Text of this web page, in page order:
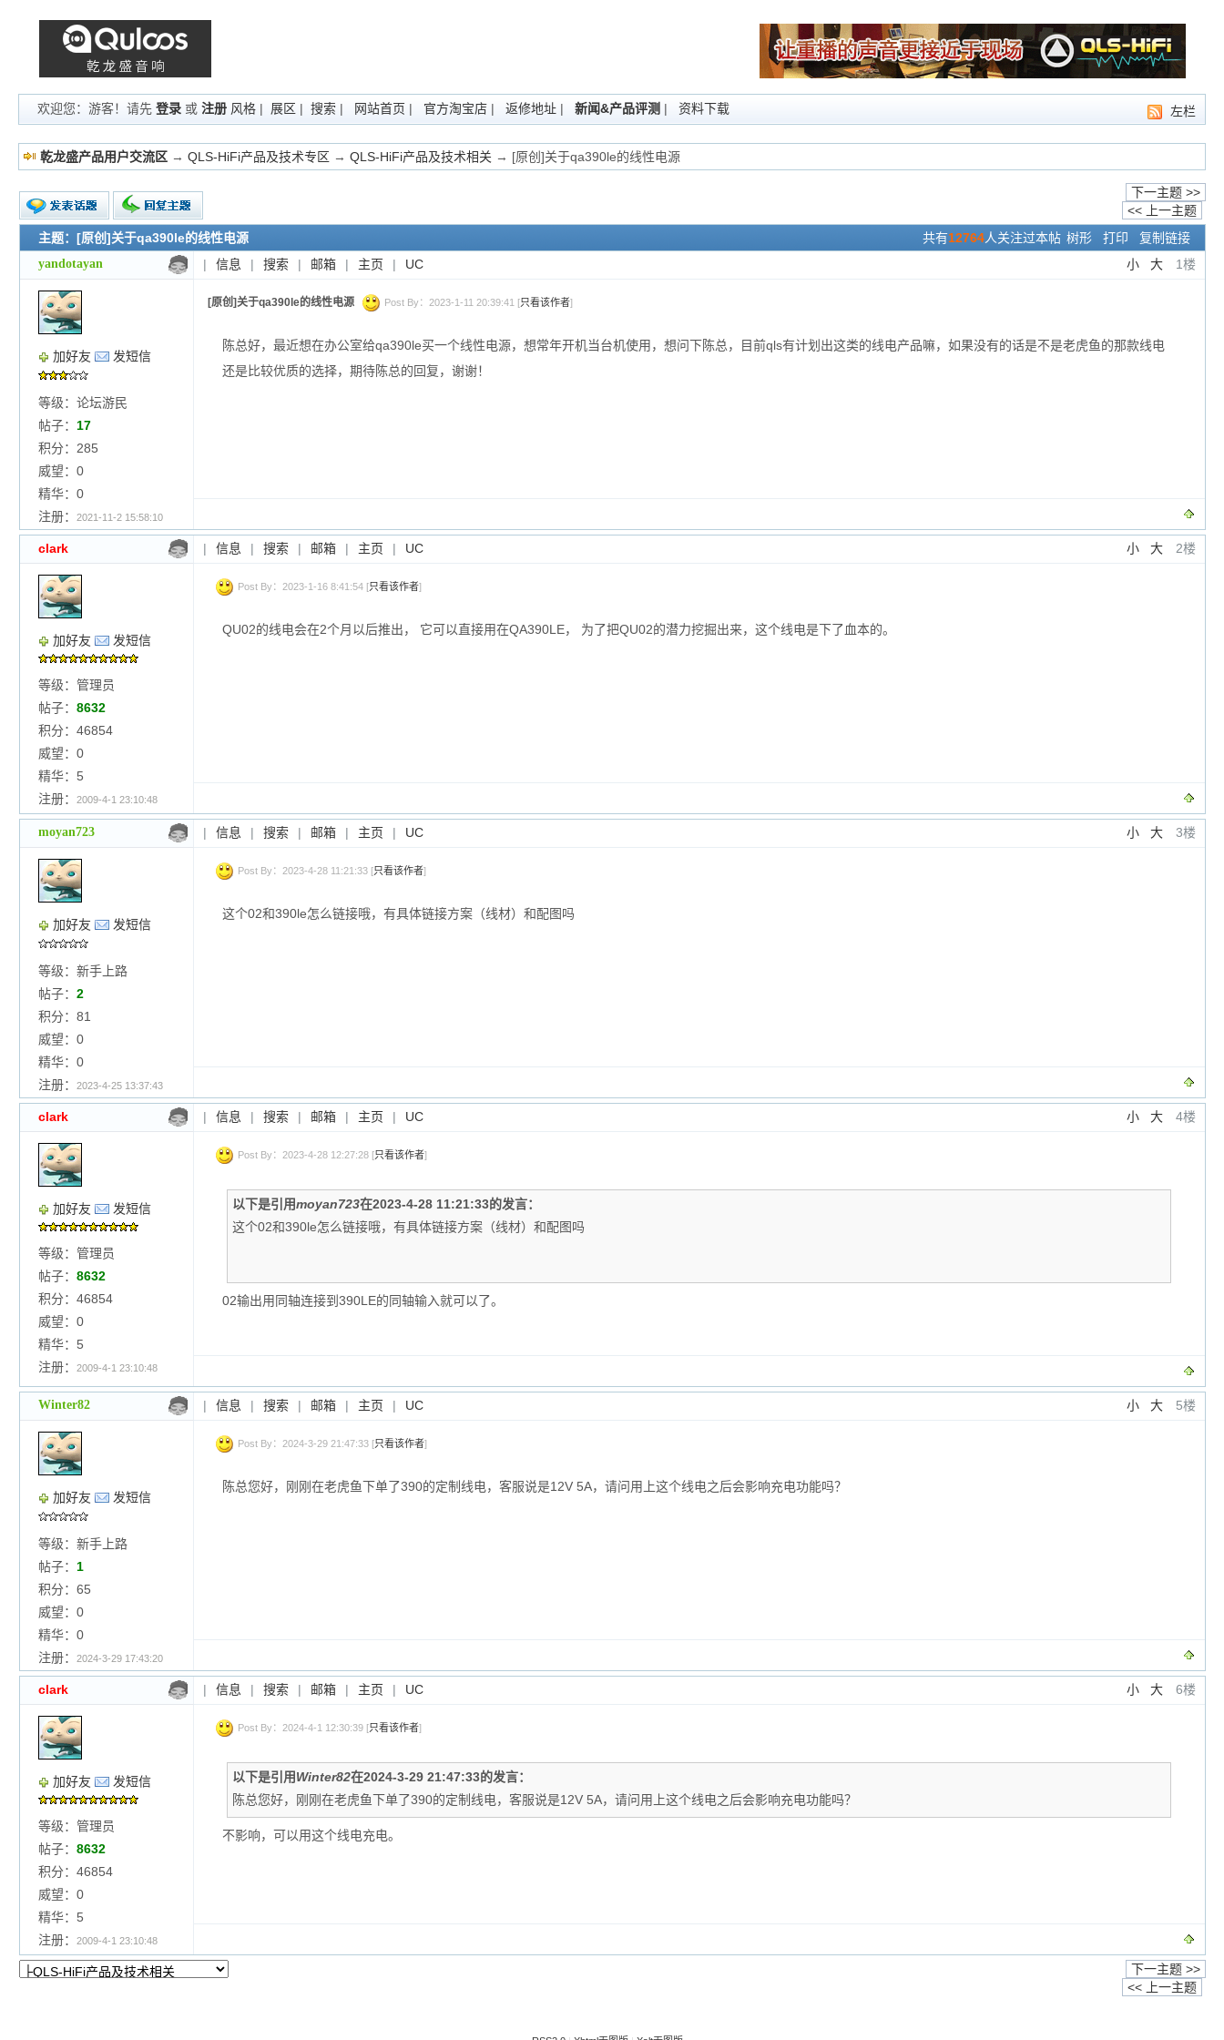
左栏
欢迎您：游客！请先登录 或注册 风格 | 展区 |搜索 | 网站首页 | 官方淘宝店 | 返修地址 | 新闻&产品评测 | 资料下载
乾龙盛产品用户交流区 →QLS-HiFi产品及技术专区 →QLS-HiFi产品及技术相关 → [原创]关于qa390le的线性电源
新的主题
投票帖
交易帖
小字报
下一主题 >>
<< 上一主题
共有12764人关注过本帖 树形 打印 复制链接
主题：[原创]关于qa390le的线性电源
yandotayan 小 大 1楼
| 信息 | 搜索 | 邮箱 | 主页 | UC
加好友 发短信
等级：论坛游民
帖子： 17
积分：285
威望：0
精华：0
注册：
2021-11-2 15:58:10
[原创]关于qa390le的线性电源 Post By：2023-1-11 20:39:41 [只看该作者]
陈总好，最近想在办公室给qa390le买一个线性电源，想常年开机当台机使用，想问下陈总，目前qls有计划出这类的线电产品嘛，如果没有的话是不是老虎鱼的那款线电
还是比较优质的选择，期待陈总的回复，谢谢！
clark 小 大 2楼
| 信息 | 搜索 | 邮箱 | 主页 | UC
加好友 发短信
等级：管理员
帖子： 8632
积分：46854
威望：0
精华：5
注册：
2009-4-1 23:10:48
Post By：2023-1-16 8:41:54 [只看该作者]
QU02的线电会在2个月以后推出， 它可以直接用在QA390LE， 为了把QU02的潜力挖掘出来，这个线电是下了血本的。
moyan723 小 大 3楼
| 信息 | 搜索 | 邮箱 | 主页 | UC
加好友 发短信
等级：新手上路
帖子： 2
积分：81
威望：0
精华：0
注册：
2023-4-25 13:37:43
Post By：2023-4-28 11:21:33 [只看该作者]
这个02和390le怎么链接哦，有具体链接方案（线材）和配图吗
clark 小 大 4楼
| 信息 | 搜索 | 邮箱 | 主页 | UC
加好友 发短信
等级：管理员
帖子： 8632
积分：46854
威望：0
精华：5
注册：
2009-4-1 23:10:48
Post By：2023-4-28 12:27:28 [只看该作者]
以下是引用moyan723在2023-4-28 11:21:33的发言：
这个02和390le怎么链接哦，有具体链接方案（线材）和配图吗
02输出用同轴连接到390LE的同轴输入就可以了。
Winter82 小 大 5楼
| 信息 | 搜索 | 邮箱 | 主页 | UC
加好友 发短信
等级：新手上路
帖子： 1
积分：65
威望：0
精华：0
注册：
2024-3-29 17:43:20
Post By：2024-3-29 21:47:33 [只看该作者]
陈总您好，刚刚在老虎鱼下单了390的定制线电，客服说是12V 5A，请问用上这个线电之后会影响充电功能吗？
clark 小 大 6楼
| 信息 | 搜索 | 邮箱 | 主页 | UC
加好友 发短信
等级：管理员
帖子： 8632
积分：46854
威望：0
精华：5
注册：
2009-4-1 23:10:48
Post By：2024-4-1 12:30:39 [只看该作者]
以下是引用Winter82在2024-3-29 21:47:33的发言：
陈总您好，刚刚在老虎鱼下单了390的定制线电，客服说是12V 5A，请问用上这个线电之后会影响充电功能吗？
不影响，可以用这个线电充电。
下一主题 >>
<< 上一主题